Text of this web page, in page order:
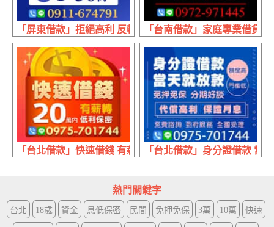
「屏東借款」拒絕高利 反轉困境 | 1~30萬 正派經營
「台南借款」家庭專業借貸
「台北借款」快速借錢 有薪轉 | 20萬內 低利保密
「台北借款」身分證借款 當
熱門關鍵字
台北 18歲 資金 息低保密 民間 免押免保 3萬 10萬 快速